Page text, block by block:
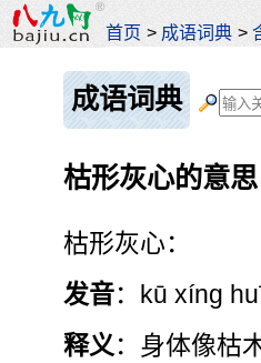
首页 > 成语词典 >
成语词典
枯形灰心的意思
枯形灰心：
发音：kū xíng
释义 ：身体像枯